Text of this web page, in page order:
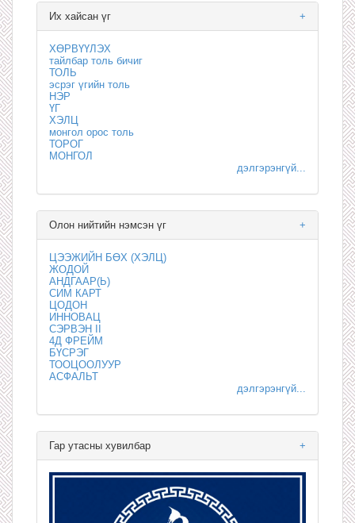
+
Их хайсан үг
ХӨРВҮҮЛЭХ
тайлбар толь бичиг
ТОЛЬ
эсрэг үгийн толь
НЭР
ҮГ
ХЭЛЦ
монгол орос толь
ТОРОГ
МОНГОЛ
дэлгэрэнгүй...
+
Олон нийтийн нэмсэн үг
ЦЭЭЖИЙН БӨХ (ХЭЛЦ)
ЖОДОЙ
АНДГААР(Ь)
СИМ КАРТ
ЦОДОН
ИННОВАЦ
СЭРВЭН II
4Д ФРЕЙМ
БҮСРЭГ
ТООЦООЛУУР
АСФАЛЬТ
дэлгэрэнгүй...
+
Гар утасны хувилбар